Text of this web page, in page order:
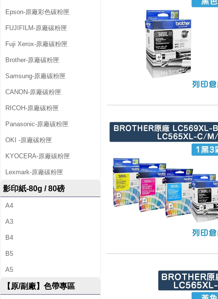
Epson-原廠彩色碳粉匣
FUJIFILM-原廠碳粉匣
Fuji Xerox-原廠碳粉匣
Brother-原廠碳粉匣
Samsung-原廠碳粉匣
CANON-原廠碳粉匣
RICOH-原廠碳粉匣
Panasonic-原廠碳粉匣
OKI -原廠碳粉匣
KYOCERA-原廠碳粉匣
Lexmark-原廠碳粉匣
影印紙-80g / 80磅
A4
A3
B4
B5
A5
【原/副廠】色帶專區